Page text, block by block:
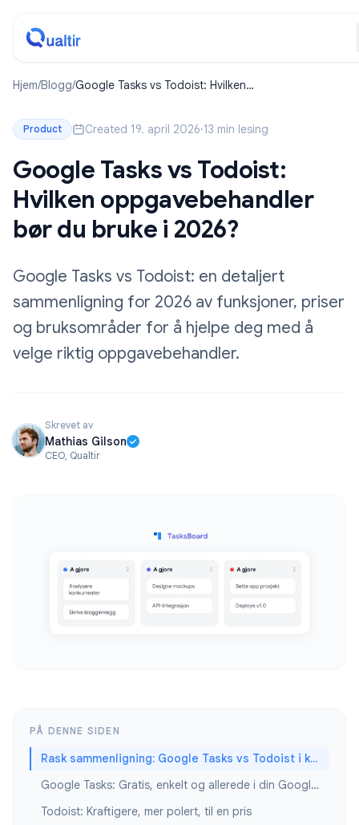
Hjem/Blogg/Google Tasks vs Todoist: Hvilken
Product Created 19. april 2026·13 min lesing
Google Tasks vs Todoist:
Hvilken oppgavebehandler
bør du bruke i 2026?
Google Tasks vs Todoist: en detaljert
sammenligning for 2026 av funksjoner, priser
og bruksområder for å hjelpe deg med å
velge riktig oppgavebehandler.
Skrevet av
Mathias Gilson
CEO, Qualtir
PÅ DENNE SIDEN
Rask sammenligning: Google Tasks vs Todoist i korte trekk
Google Tasks: Gratis, enkelt og allerede i din Google-konto
Todoist: Kraftigere, mer polert, til en pris